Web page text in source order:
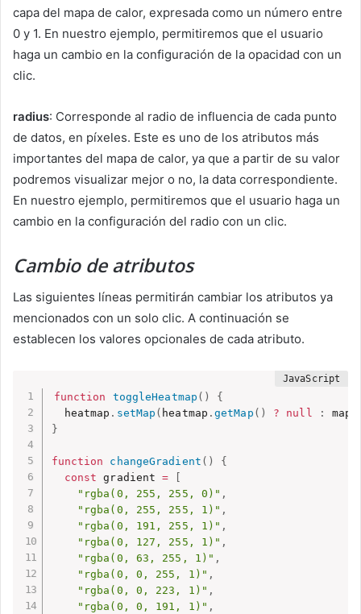
capa del mapa de calor, expresada como un número entre
0 y 1. En nuestro ejemplo, permitiremos que el usuario
haga un cambio en la configuración de la opacidad con un
clic.
radius: Corresponde al radio de influencia de cada punto
de datos, en píxeles. Este es uno de los atributos más
importantes del mapa de calor, ya que a partir de su valor
podremos visualizar mejor o no, la data correspondiente.
En nuestro ejemplo, permitiremos que el usuario haga un
cambio en la configuración del radio con un clic.
Cambio de atributos
Las siguientes líneas permitirán cambiar los atributos ya
mencionados con un solo clic. A continuación se
establecen los valores opcionales de cada atributo.
function toggleHeatmap ( )
{
  heatmap
. setMap ( heatmap .getMap ( ) ? null : map
}
function changeGradient ( )
{
const gradient =
"rgba(0, 255, 255, 0)" ,
"rgba(0, 255, 255, 1)" ,
"rgba(0, 191, 255, 1)" ,
"rgba(0, 127, 255, 1)" ,
"rgba(0, 63, 255, 1)" ,
"rgba(0, 0, 255, 1)" ,
"rgba(0, 0, 223, 1)" ,
"rgba(0, 0, 191, 1)" ,